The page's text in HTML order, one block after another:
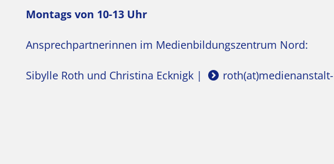
Montags von 10-13 Uhr
Ansprechpartnerinnen im Medienbildungszentrum Nord:
Sibylle Roth und Christina Ecknigk |